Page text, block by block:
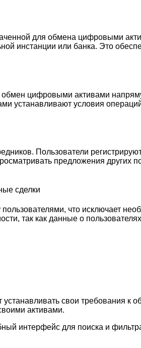
для обмена цифровыми
инстанции или банка. Это
обмен цифровыми активами
устанавливают условия
Пользователи
предложения других
что исключает
так как данные о
свои требования к
активами.
интерфейс для поиска и